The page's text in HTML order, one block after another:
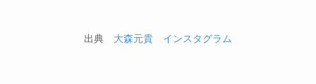
出典 大森元貴 インスタグラム